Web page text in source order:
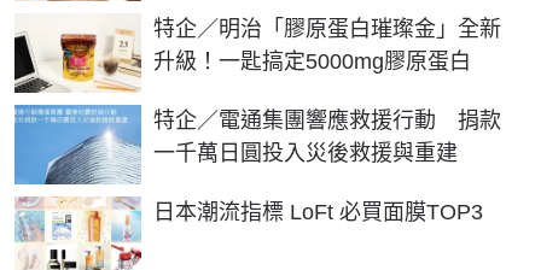
特企／明治「膠原蛋白璀璨金」全新
升級！一匙搞定5000mg膠原蛋白
特企／電通集團響應救援行動 捐款
一千萬日圓投入災後救援與重建
日本潮流指標 LoFt 必買面膜TOP3